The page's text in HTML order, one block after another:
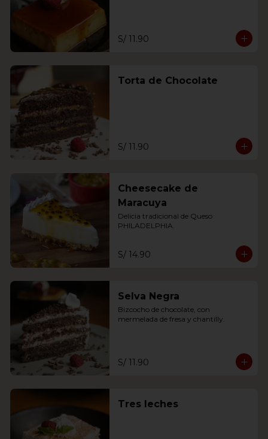
S/ 11.90
Torta de Chocolate
S/ 11.90
Cheesecake de
Maracuya
Delicia tradicional de Queso
PHILADELPHIA.
S/ 14.90
Selva Negra
Bizcocho de chocolate, con
mermelada de fresa y chantilly.
S/ 11.90
Tres leches